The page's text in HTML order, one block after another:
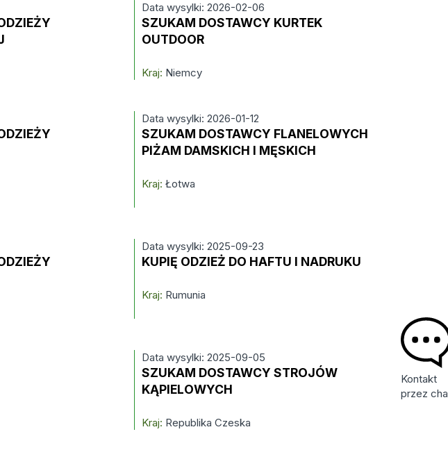
Data wysylki: 2026-02-06
SZUKAM DOSTAWCY KURTEK
OUTDOOR
Kraj: Niemcy
Data wysylki: 2026-01-12
SZUKAM DOSTAWCY FLANELOWYCH
PIŻAM DAMSKICH I MĘSKICH
Kraj: Łotwa
Data wysylki: 2025-09-23
KUPIĘ ODZIEŻ DO HAFTU I NADRUKU
Kraj: Rumunia
Data wysylki: 2025-09-05
SZUKAM DOSTAWCY STROJÓW
KĄPIELOWYCH
Kraj: Republika Czeska
Kontakt
przez